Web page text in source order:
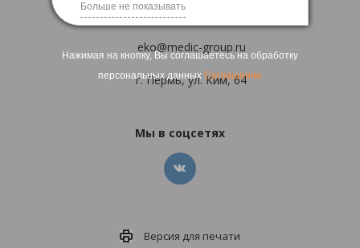
Больше не показывать
Нажимая на кнопку, Вы соглашаетесь на обработку
персональных данных Соглашение
Заказать звонок
eko@medic-group.ru
г. Пермь, ул. Ким, 64
Мы в соцсетях
Версия для печати